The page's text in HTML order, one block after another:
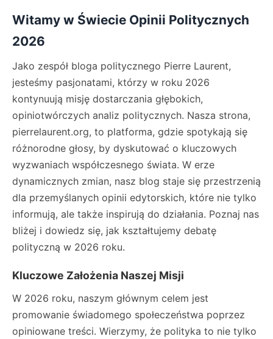
Witamy w Świecie Opinii Politycznych
2026
Jako zespół bloga politycznego Pierre Laurent,
jesteśmy pasjonatami, którzy w roku 2026
kontynuują misję dostarczania głębokich,
opiniotwórczych analiz politycznych. Nasza strona,
pierrelaurent.org, to platforma, gdzie spotykają się
różnorodne głosy, by dyskutować o kluczowych
wyzwaniach współczesnego świata. W erze
dynamicznych zmian, nasz blog staje się przestrzenią
dla przemyślanych opinii edytorskich, które nie tylko
informują, ale także inspirują do działania. Poznaj nas
bliżej i dowiedz się, jak kształtujemy debatę
polityczną w 2026 roku.
Kluczowe Założenia Naszej Misji
W 2026 roku, naszym głównym celem jest
promowanie świadomego społeczeństwa poprzez
opiniowane treści. Wierzymy, że polityka to nie tylko